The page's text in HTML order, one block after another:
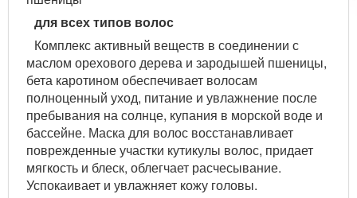
для всех типов волос
Комплекс активный веществ в соединении с
маслом орехового дерева и зародышей пшеницы,
бета каротином обеспечивает волосам
полноценный уход, питание и увлажнение после
пребывания на солнце, купания в морской воде и
бассейне. Маска для волос восстанавливает
поврежденные участки кутикулы волос, придает
мягкость и блеск, облегчает расчесывание.
Успокаивает и увлажняет кожу головы.